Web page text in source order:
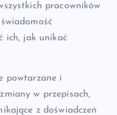
pracowników
ich, jak unikać
powtarzane i
w przepisach,
z doświadczeń